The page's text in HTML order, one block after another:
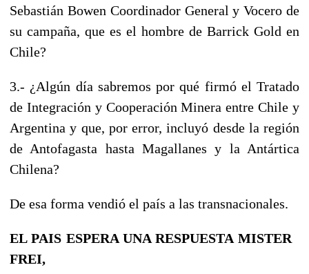
Sebastián Bowen Coordinador General y Vocero de
su campaña, que es el hombre de Barrick Gold en
Chile?
3.- ¿Algún día sabremos por qué firmó el Tratado
de Integración y Cooperación Minera entre Chile y
Argentina y que, por error, incluyó desde la región
de Antofagasta hasta Magallanes y la Antártica
Chilena?
De esa forma vendió el país a las transnacionales.
EL PAIS ESPERA UNA RESPUESTA MISTER
FREI,